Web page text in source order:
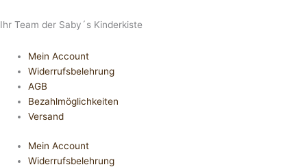
Ihr Team der Saby´s Kinderkiste
Mein Account
Widerrufsbelehrung
AGB
Bezahlmöglichkeiten
Versand
Mein Account
Widerrufsbelehrung